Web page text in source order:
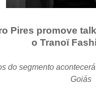
Pires promove
o Tranoï
do segmento
Goiás